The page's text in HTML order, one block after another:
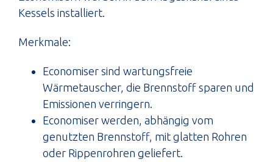
Kessels installiert.
Merkmale:
Economiser sind wartungsfreie
Wärmetauscher, die Brennstoff sparen und
Emissionen verringern.
Economiser werden, abhängig vom
genutzten Brennstoff, mit glatten Rohren
oder Rippenrohren geliefert.